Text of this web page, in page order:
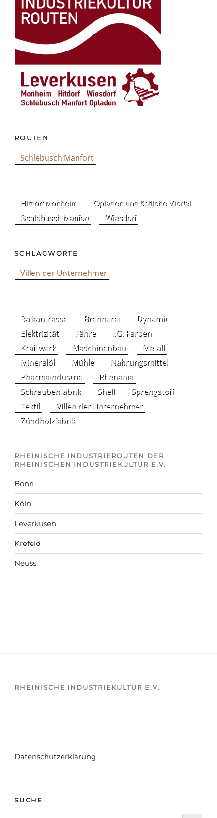
ROUTEN
Schlebusch Manfort
Hitdorf Monheim
Opladen und östliche Viertel
Schlebusch Manfort
Wiesdorf
SCHLAGWORTE
Villen der Unternehmer
Balkantrasse Brennerei
Dynamit
Elektrizität
Fähre
I.G. Farben
Kraftwerk
Maschinenbau
Metall
Mineralöl
Mühle
Nahrungsmittel
Pharmaindustrie
Rhenania
Schraubenfabrik
Shell
Sprengstoff
Textil
Villen der Unternehmer
Zündholzfabrik
RHEINISCHE INDUSTRIEROUTEN DER
RHEINISCHEN INDUSTRIEKULTUR E.V.
Bonn
Köln
Leverkusen
Krefeld
Neuss
RHEINISCHE INDUSTRIEKULTUR E.V.
Datenschutzerklärung
SUCHE